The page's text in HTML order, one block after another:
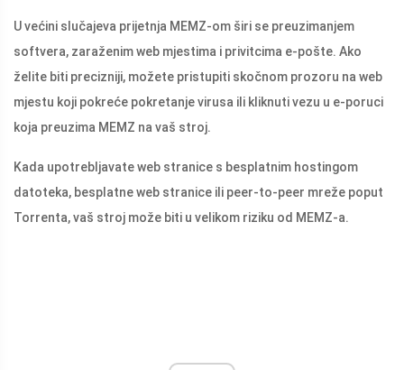
U većini slučajeva prijetnja MEMZ-om širi se preuzimanjem
softvera, zaraženim web mjestima i privitcima e-pošte. Ako
želite biti precizniji, možete pristupiti skočnom prozoru na web
mjestu koji pokreće pokretanje virusa ili kliknuti vezu u e-poruci
koja preuzima MEMZ na vaš stroj.
Kada upotrebljavate web stranice s besplatnim hostingom
datoteka, besplatne web stranice ili peer-to-peer mreže poput
Torrenta, vaš stroj može biti u velikom riziku od MEMZ-a.